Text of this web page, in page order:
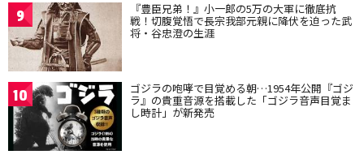
9 『豊臣兄弟！』小一郎の5万の大軍に徹底抗
戦！切腹覚悟で長宗我部元親に降伏を迫った武
将・谷忠澄の生涯
10 ゴジラの咆哮で目覚める朝…1954年公開『ゴジ
ラ』の貴重音源を搭載した「ゴジラ音声目覚ま
し時計」が新発売